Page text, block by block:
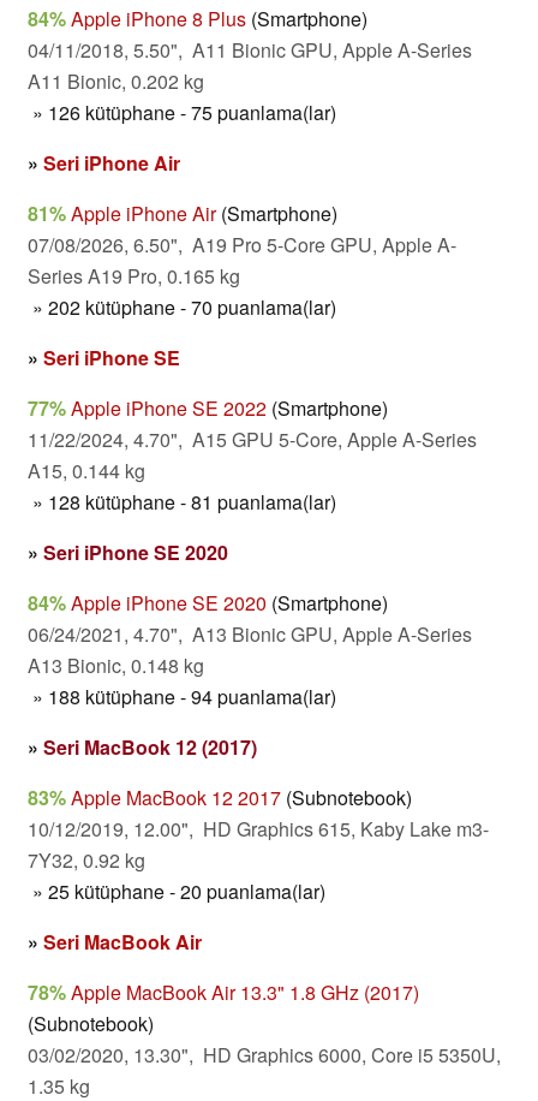
84%Apple iPhone 8 Plus (Smartphone)
04/11/2018, 5.50", A11 Bionic GPU, Apple A-Series
A11 Bionic, 0.202 kg
» 126 kütüphane - 75 puanlama(lar)
» Seri iPhone Air
81%Apple iPhone Air(Smartphone)
07/08/2026, 6.50", A19 Pro 5-Core GPU, Apple A-
Series A19 Pro, 0.165 kg
» 202 kütüphane - 70 puanlama(lar)
» Seri iPhone SE
77%Apple iPhone SE 2022 (Smartphone)
11/22/2024, 4.70", A15 GPU 5-Core, Apple A-Series
A15, 0.144 kg
» 128 kütüphane - 81 puanlama(lar)
» Seri iPhone SE 2020
84%Apple iPhone SE 2020 (Smartphone)
06/24/2021, 4.70", A13 Bionic GPU, Apple A-Series
A13 Bionic, 0.148 kg
» 188 kütüphane - 94 puanlama(lar)
» Seri MacBook 12 (2017)
83%Apple MacBook 12 2017 (Subnotebook)
10/12/2019, 12.00", HD Graphics 615, Kaby Lake m3-
7Y32, 0.92 kg
» 25 kütüphane - 20 puanlama(lar)
» Seri MacBook Air
78%Apple MacBook Air 13.3" 1.8 GHz (2017)
(Subnotebook)
03/02/2020, 13.30", HD Graphics 6000, Core i5 5350U,
1.35 kg